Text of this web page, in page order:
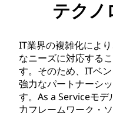
テクノ
IT業界の複雑化によ
なニーズに対応する
す。そのため、ITベ
強力なパートナーシ
す。As a Serviceモ
力フレームワーク・